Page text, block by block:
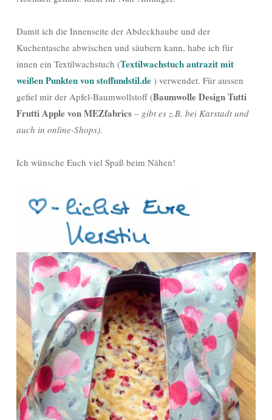
Damit ich die Innenseite der Abdeckhaube und der
Kuchentasche abwischen und säubern kann, habe ich für
innen ein Textilwachstuch (Textilwachstuch antrazit mit
weißen Punkten von stoffundstil.de ) verwendet. Für aussen
gefiel mir der Apfel-Baumwollstoff (Baumwolle Design Tutti
Frutti Apple von MEZfabrics – gibt es z.B. bei Karstadt und
auch in online-Shops).
Ich wünsche Euch viel Spaß beim Nähen!